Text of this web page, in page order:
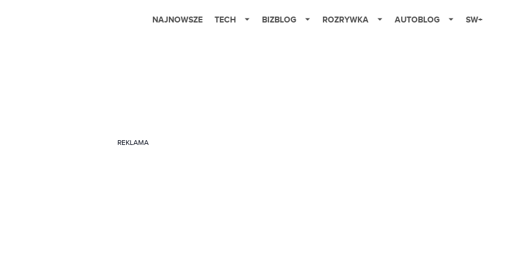
NAJNOWSZE TECH BIZBLOG ROZRYWKA AUTOBLOG SW+
REKLAMA